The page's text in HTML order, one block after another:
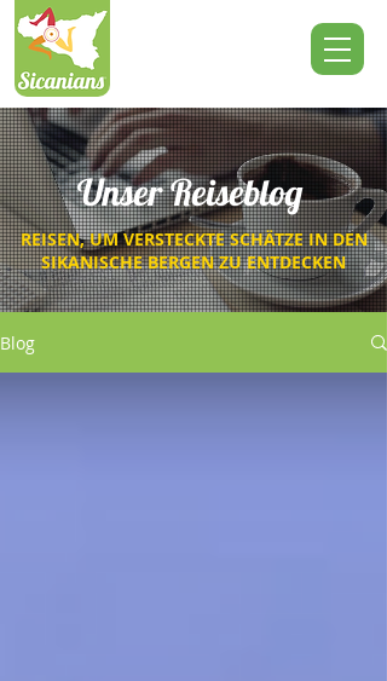
Unser Reiseblog
REISEN, UM VERSTECKTE SCHÄTZE IN DEN
SIKANISCHE BERGEN ZU ENTDECKEN
Blog